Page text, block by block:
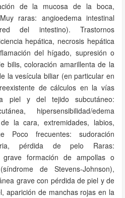
de la mucosa de la boca,
raras: angioedema intestinal
del intestino). Trastornos
hepática, necrosis hepática
del hígado, supresión o
bilis, coloración amarillenta de la
la vesícula biliar (en particular en
de cálculos en la vías
piel y del tejido subcutáneo:
hipersensibilidad/edema
la cara, extremidades, labios,
Poco frecuentes: sudoración
pérdida de pelo Raras:
formación de ampollas o
de Stevens-Johnson),
grave con pérdida de piel y de
aparición de manchas rojas en la